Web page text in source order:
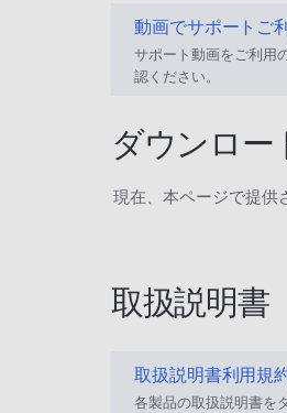
動画でサポートご
サポート動画をご利用
認ください。
ダウンロー
現在、本ページで提供
取扱説明書
取扱説明書利用規
各製品の取扱説明書を